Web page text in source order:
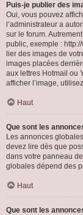
Puis-je publier des
Oui, vous pouvez
l’administrateur a
sur le forum.
public, exemple :
lier des images de
images placées
aux lettres Hotmail ou
afficher l’image,
Haut
Que sont les
Les annonces
devez lire dès que
dans votre panneau
globales dépend des
Haut
Que sont les